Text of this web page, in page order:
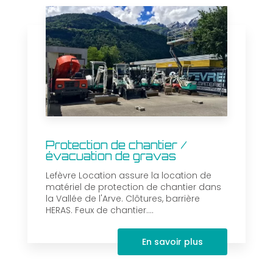
Protection de chantier /
évacuation de gravas
Lefèvre Location assure la location de
matériel de protection de chantier dans
la Vallée de l'Arve. Clôtures, barrière
HERAS. Feux de chantier....
En savoir plus